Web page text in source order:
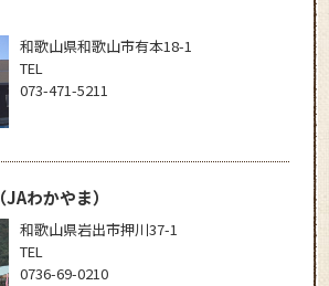
和歌山県和歌山市有本18-1
TEL
073-471-5211
（JAわかやま）
和歌山県岩出市押川37-1
TEL
0736-69-0210